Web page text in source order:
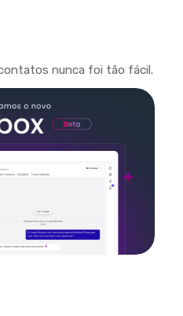
nunca foi tão fácil.